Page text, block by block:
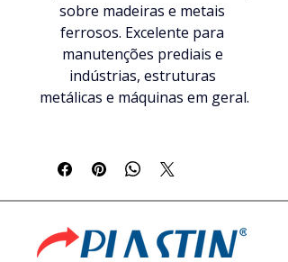
sobre madeiras e metais
ferrosos. Excelente para
manutenções prediais e
indústrias, estruturas
metálicas e máquinas em geral.